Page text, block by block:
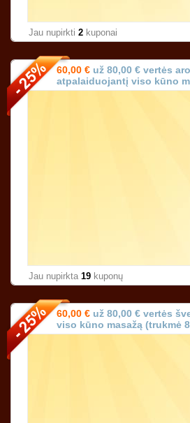
Jau nupirkti 2 kuponai
60,00 € už 80,00 € vertės
atpalaiduojantį viso kūno
prancūzišku aliejumi
Jau nupirkta 19 kuponų
60,00 € už 80,00 € vertės
viso kūno masažą (trukmė
Karoliniškėse Vilniuje!